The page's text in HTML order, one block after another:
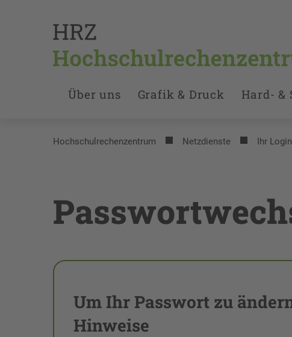
Über uns Grafik & Druck Hard- &
Hochschulrechenzentrum Netzdienste Ihr
Um Ihr Passwort zu
Hinweise